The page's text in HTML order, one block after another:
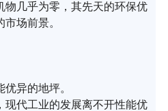
物几乎为零，其先天的环保优
场前景。
异的地坪。
现代工业的发展离不开性能优